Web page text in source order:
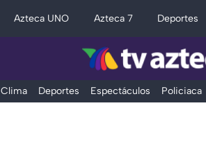
Azteca UNO Azteca 7 Deportes
Clima Deportes Espectáculos Policiaca